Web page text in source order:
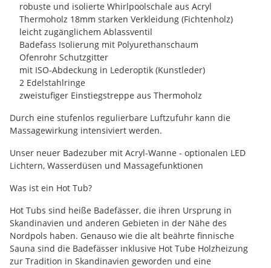
robuste und isolierte Whirlpoolschale aus Acryl
Thermoholz 18mm starken Verkleidung (Fichtenholz)
leicht zugänglichem Ablassventil
Badefass Isolierung mit Polyurethanschaum
Ofenrohr Schutzgitter
mit ISO-Abdeckung in Lederoptik (Kunstleder)
2 Edelstahlringe
zweistufiger Einstiegstreppe aus Thermoholz
Durch eine stufenlos regulierbare Luftzufuhr kann die
Massagewirkung intensiviert werden.
Unser neuer Badezuber mit Acryl-Wanne - optionalen LED
Lichtern, Wasserdüsen und Massagefunktionen
Was ist ein Hot Tub?
Hot Tubs sind heiße Badefässer, die ihren Ursprung in
Skandinavien und anderen Gebieten in der Nähe des
Nordpols haben. Genauso wie die alt beährte finnische
Sauna sind die Badefässer inklusive Hot Tube Holzheizung
zur Tradition in Skandinavien geworden und eine